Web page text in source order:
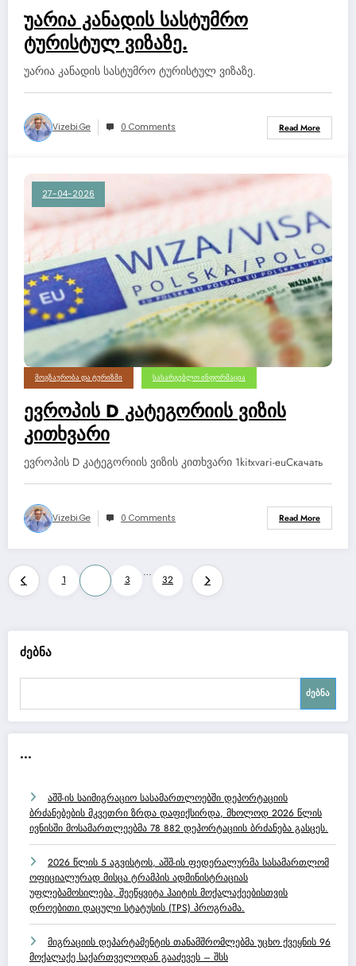
უარია კანადის სასტუმრო
ტურისტულ ვიზაზე.
უარია კანადის სასტუმრო ტურისტულ ვიზაზე.
Vizebi.ge 0 Comments Read More
27-04-2026
ᲛᲝᲒᲖᲐᲣᲠᲝᲑᲐ ᲓᲐ ᲢᲣᲠᲘᲖᲛᲘ ᲡᲐᲡᲐᲠᲒᲔᲑᲚᲝ ᲘᲜᲤᲝᲠᲛᲐᲪᲘᲐ
ევროპის D კატეგორიის ვიზის
კითხვარი
ევროპის D კატეგორიის ვიზის კითხვარი 1kitxvari-euСкачать
Vizebi.ge 0 Comments Read More
ჩანაწერების
გვერდებათ
დაშლა
1 3
…
32
ძებნა
ძებნა
...
აშშ-ის საიმიგრაციო სასამართლოებში დეპორტაციის
ბრძანებების მკვეთრი ზრდა დაფიქსირდა, მხოლოდ 2026 წლის
ივნისში მოსამართლეებმა 78 882 დეპორტაციის ბრძანება გასცეს.
2026 წლის 5 აგვისტოს, აშშ-ის ფედერალურმა სასამართლომ
ოფიციალურად მისცა ტრამპის ადმინისტრაციას
უფლებამოსილება, შეეწყვიტა ჰაიტის მოქალაქეებისთვის
დროებითი დაცული სტატუსის (TPS) პროგრამა.
მიგრაციის დეპარტამენტის თანამშრომლებმა უცხო ქვეყნის 96
მოქალაქე საქართველოდან გააძევეს – შსს